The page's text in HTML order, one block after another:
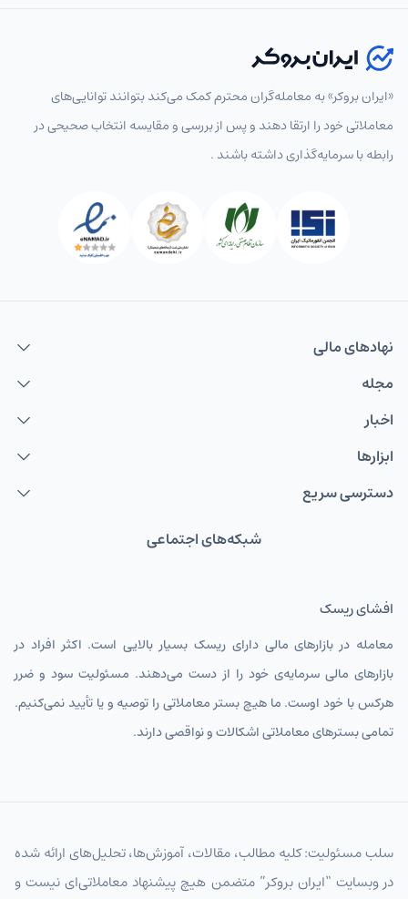
«ایران بروکر» به معامله‌گران محترم کمک می‌کند بتوانند توانایی‌های
معاملاتی خود را ارتقا دهند و پس از بررسی و مقایسه انتخاب‌ صحیحی در
رابطه با سرمایه‌گذاری داشته باشند .
نهاد‌های مالی
مجله
اخبار
ابزارها
دسترسی سریع
شبکه‌های اجتماعی
افشای ریسک
معامله در بازارهای مالی دارای ریسک بسیار بالایی است. اکثر افراد در
بازارهای مالی سرمایه‌ی خود را از دست می‌دهند. مسئولیت سود و ضرر
هرکس با خود اوست. ما هیچ بستر معاملاتی را توصیه و یا تأیید نمی‌کنیم.
تمامی بسترهای معاملاتی اشکالات و نواقصی دارند.
سلب مسئولیت: کلیه مطالب، مقالات، آموزش‌ها، تحلیل‌های ارائه شده
در وبسایت “ایران بروکر” متضمن هیچ پیشنهاد معاملاتی‌ای نیست و